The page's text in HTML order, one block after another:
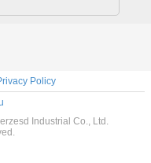
Policy
Industrial Co., Ltd.